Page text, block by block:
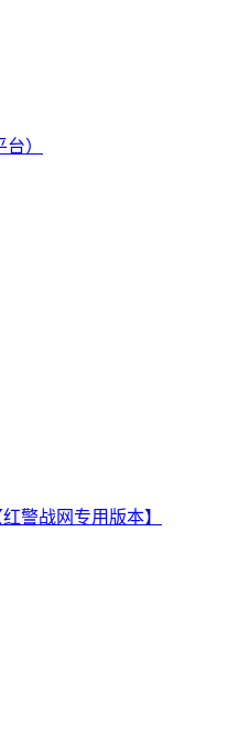
）
警战网专用版本】